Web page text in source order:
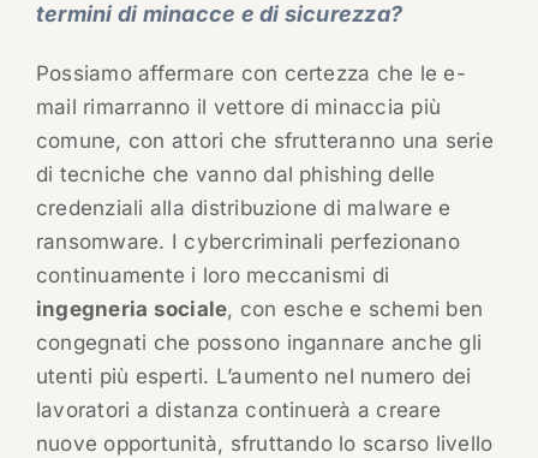
termini di minacce e di sicurezza?
Possiamo affermare con certezza che le e-
mail rimarranno il vettore di minaccia più
comune, con attori che sfrutteranno una serie
di tecniche che vanno dal phishing delle
credenziali alla distribuzione di malware e
ransomware. I cybercriminali perfezionano
continuamente i loro meccanismi di
ingegneria sociale, con esche e schemi ben
congegnati che possono ingannare anche gli
utenti più esperti. L’aumento nel numero dei
lavoratori a distanza continuerà a creare
nuove opportunità, sfruttando lo scarso livello